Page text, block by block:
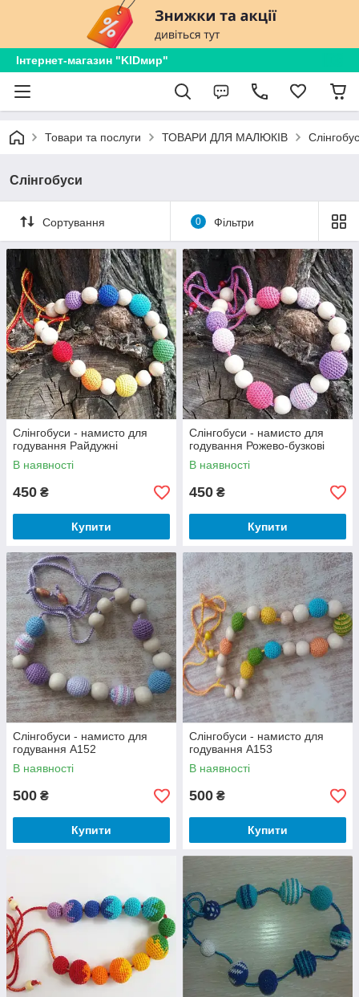
Інтернет-магазин "KIDмир"
Товари та послуги ТОВАРИ ДЛЯ МАЛЮКІВ
Слінгобуси
Сортування 0 Фільтри
Слінгобуси - намисто для
годування Райдужні
В наявності
450 ₴
Купити
Слінгобуси - намисто для
годування Рожево-бузкові
В наявності
450 ₴
Купити
Слінгобуси - намисто для
годування А152
В наявності
500 ₴
Купити
Слінгобуси - намисто для
годування А153
В наявності
500 ₴
Купити